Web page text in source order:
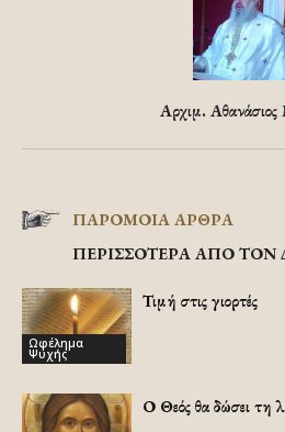
Αρχιμ. Αθανάσιος
ΠΑΡΟΜΟΙΑ ΑΡΘΡΑ
ΠΕΡΙΣΣΟΤΕΡΑ ΑΠΟ ΤΟΝ
Ωφέλημα
Ψυχής
Τιμή στις γιορτές
Ο Θεός θα δώσει τη